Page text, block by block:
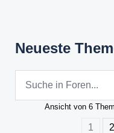
Neueste
Ansicht von 6
1 2